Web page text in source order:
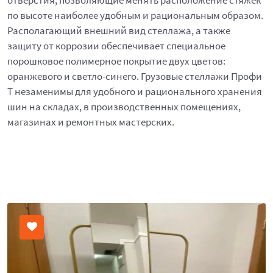
по высоте наиболее удобным и рациональным образом.
Располагающий внешний вид стеллажа, а также
защиту от коррозии обеспечивает специальное
порошковое полимерное покрытие двух цветов:
оранжевого и светло-синего. Грузовые стеллажи Профи
Т незаменимы для удобного и рационального хранения
шин на складах, в производственных помещениях,
магазинах и ремонтных мастерских.